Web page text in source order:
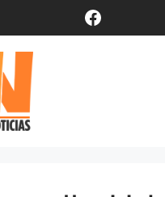
Facebook